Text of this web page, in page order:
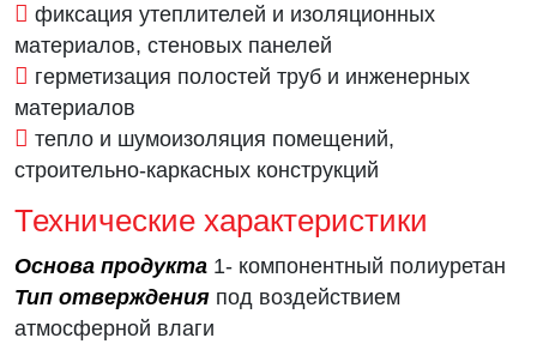
фиксация утеплителей и изоляционных
материалов, стеновых панелей
герметизация полостей труб и инженерных
материалов
тепло и шумоизоляция помещений,
строительно-каркасных конструкций
Технические характеристики
Основа продукта 1- компонентный полиуретан
Тип отверждения под воздействием
атмосферной влаги